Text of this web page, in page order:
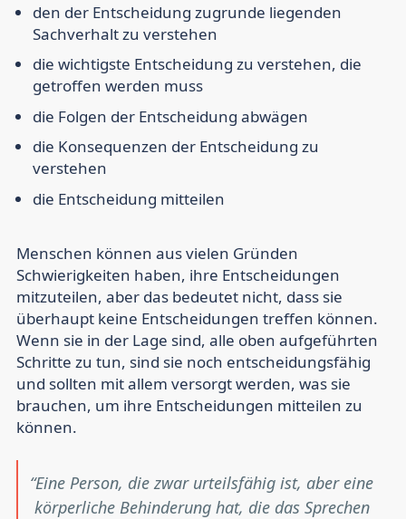
den der Entscheidung zugrunde liegenden
Sachverhalt zu verstehen
die wichtigste Entscheidung zu verstehen, die
getroffen werden muss
die Folgen der Entscheidung abwägen
die Konsequenzen der Entscheidung zu
verstehen
die Entscheidung mitteilen
Menschen können aus vielen Gründen
Schwierigkeiten haben, ihre Entscheidungen
mitzuteilen, aber das bedeutet nicht, dass sie
überhaupt keine Entscheidungen treffen können.
Wenn sie in der Lage sind, alle oben aufgeführten
Schritte zu tun, sind sie noch entscheidungsfähig
und sollten mit allem versorgt werden, was sie
brauchen, um ihre Entscheidungen mitteilen zu
können.
Eine Person, die zwar urteilsfähig ist, aber eine
körperliche Behinderung hat, die das Sprechen